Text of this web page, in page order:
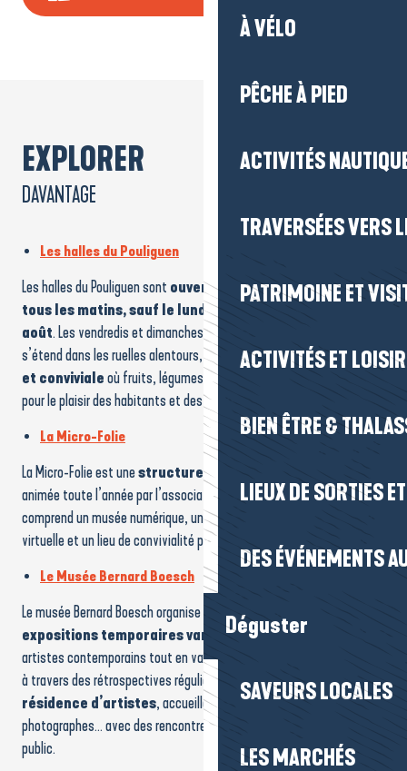
À VÉLO
PÊCHE À PIED
ACTIVITÉS
TRAVERSÉES VERS
PATRIMOINE ET
ACTIVITÉS ET
BIEN ÊTRE &
LIEUX DE SORTIES
DES ÉVÉNEMENTS
Déguster
SAVEURS LOCALES
LES MARCHÉS
EXPLORER
DAVANTAGE
Les halles du Pouliguen
Les halles du Pouliguen sont ouvertes de septembre à juin
tous les matins, sauf le lundi, et tous les jours en juillet
août. Les vendredis et dimanches matin, d’avril à octobre, le marché
s’étend dans les ruelles alentours, créant uneambiance animée
et convivialeoù fruits, légumes, poissons et artisanat se mêlent
pour le plaisir des habitants et des visiteurs !
La Micro-Folie
La Micro-Folie est unestructure municipale innovante
animée toute l’année par l’association Culture-en-Folie. Elle
comprend un musée numérique, un FabLab, un espace de réalité
virtuelle et un lieu de convivialité pour petits et grands.
Le Musée Bernard Boesch
Le musée Bernard Boesch organise plusieurs fois par an des
expositions temporaires variées, mettant en lumière des
artistes contemporains tout en valorisant l’œuvre de Bernard Boesch
à travers des rétrospectives régulières. Il propose également une
résidence d’artistes, accueillant peintres, sculpteurs,
photographes… avec des rencontres et expositions ouvertes au
public.